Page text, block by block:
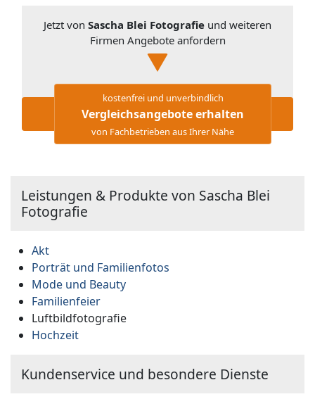
Jetzt von Sascha Blei Fotografie und weiteren
Firmen Angebote anfordern
kostenfrei und unverbindlich
Vergleichsangebote erhalten
von Fachbetrieben aus Ihrer Nähe
Leistungen & Produkte von Sascha Blei
Fotografie
Akt
Porträt und Familienfotos
Mode und Beauty
Familienfeier
Luftbildfotografie
Hochzeit
Kundenservice und besondere Dienste